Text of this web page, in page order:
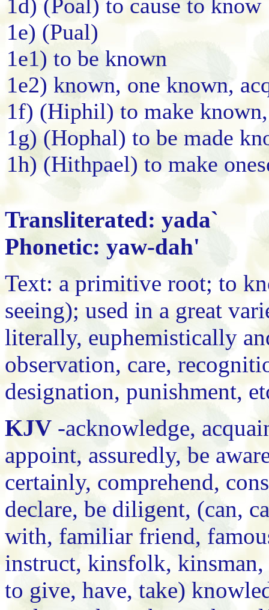
1d) (Poal) to cause to know
1e) (Pual)
1e1) to be known
1e2) known, one known,
1f) (Hiphil) to make
1g) (Hophal) to be made
1h) (Hithpael) to make
Transliterated: yada`
Phonetic: yaw-dah'
Text: a primitive root; to
seeing); used in a great
literally, euphemistically
observation, care,
designation, punishment,
KJV -acknowledge,
appoint, assuredly, be
certainly, comprehend,
declare, be diligent, (can,
with, familiar friend,
instruct, kinsfolk, kinsman,
to give, have, take)